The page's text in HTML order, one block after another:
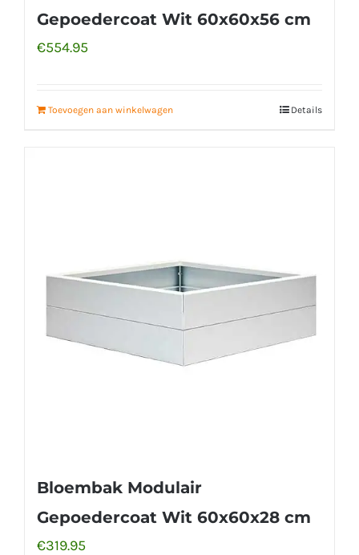
Gepoedercoat Wit 60x60x56 cm
€554.95
Toevoegen aan winkelwagen Details
Bloembak Modulair
Gepoedercoat Wit 60x60x28 cm
€319.95